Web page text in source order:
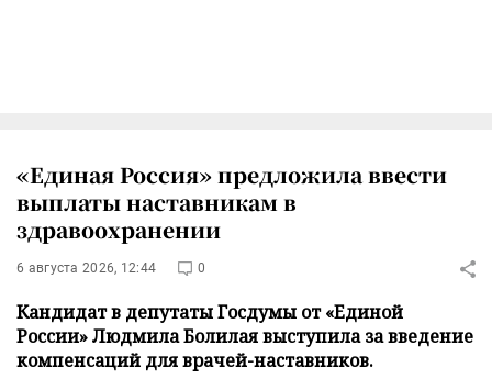
«Единая Россия» предложила ввести
выплаты наставникам в
здравоохранении
6 августа 2026, 12:44 0
Кандидат в депутаты Госдумы от «Единой
России» Людмила Болилая выступила за введение
компенсаций для врачей-наставников.